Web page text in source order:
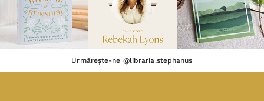
Urmărește-ne @libraria.stephanus